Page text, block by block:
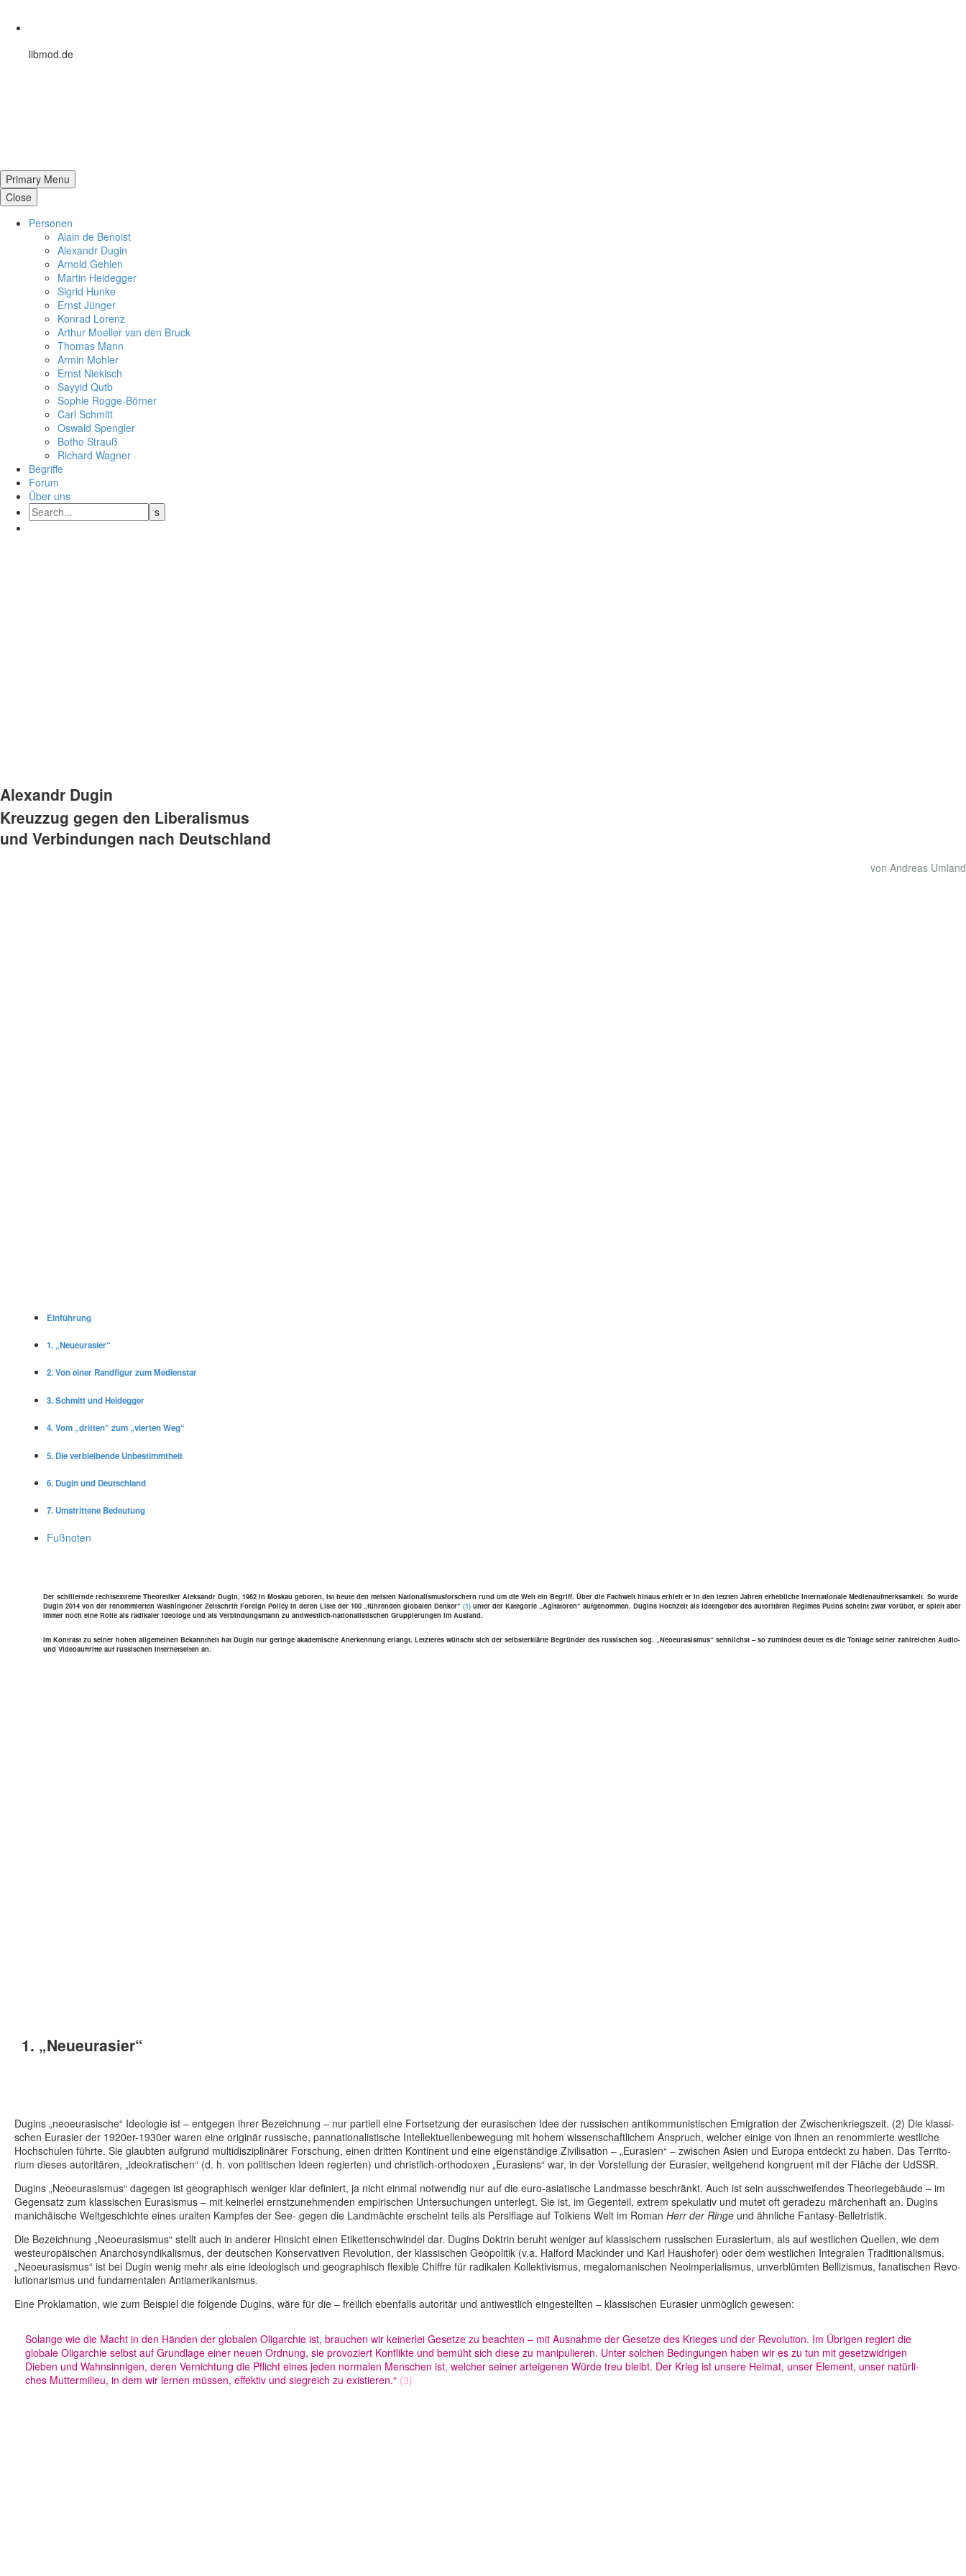
libmod.de
Primary Menu
Close
Per­so­nen
Alain de Benoist
Alex­andr Dugin
Arnold Gehlen
Martin Heid­eg­ger
Sigrid Hunke
Ernst Jünger
Konrad Lorenz
Arthur Moeller van den Bruck
Thomas Mann
Armin Mohler
Ernst Nie­kisch
Sayyid Qutb
Sophie Rogge-Börner
Carl Schmitt
Oswald Speng­ler
Botho Strauß
Richard Wagner
Begriffe
Forum
Über uns
Alex­andr Dugin
Kreuz­zug gegen den Liberalismus
und Ver­bin­dun­gen nach Deutschland
von Andreas Umland
Ein­füh­rung
1. „Neu­eu­ra­sier“
2. Von einer Rand­fi­gur zum Medienstar
3. Schmitt und Heidegger
4. Vom „dritten“ zum „vierten Weg“
5. Die ver­blei­bende Unbestimmtheit
6. Dugin und Deutschland
7. Umstrit­tene Bedeutung
Fuß­no­ten
Der schil­lernde rechts­extreme Theo­re­ti­ker Alek­sandr Dugin, 1962 in Moskau geboren, ist heute den meisten Nationalismus­forschern rund um die Welt ein Begriff. Über die Fach­welt hinaus erhielt er in den letzten Jahren erheb­li­che inter­na­tio­nale Medi­en­auf­merk­sam­keit. So wurde
Dugin 2014 von der renom­mier­ten Washing­to­ner Zeit­schrift Foreign Policy in deren Liste der 100 „füh­ren­den glo­ba­len Denker“ (1) unter der Kate­go­rie „Agi­ta­to­ren“ auf­ge­nom­men. Dugins Hoch­zeit als Ideen­ge­ber des auto­ri­tä­ren Regimes Putins scheint zwar vorüber, er spielt aber
immer noch eine Rolle als radi­ka­ler Ideo­loge und als Ver­bin­dungs­mann zu anti­west­lich-natio­na­lis­ti­schen Grup­pie­run­gen im Ausland.
Im Kon­trast zu seiner hohen all­ge­mei­nen Bekannt­heit hat Dugin nur geringe aka­de­mi­sche Aner­ken­nung erlangt. Letz­te­res wünscht sich der selbst­er­klärte Begrün­der des rus­si­schen sog. „Neo­eu­ra­sis­mus“ sehn­lichst – so zumin­dest deutet es die Tonlage seiner zahl­rei­chen Audio-
und Video­auf­tritte auf rus­si­schen Inter­net­sei­ten an.
1. „Neu­eu­ra­sier“
Dugins „neo­eu­ra­si­sche“ Ideo­lo­gie ist – ent­ge­gen ihrer Bezeich­nung – nur par­ti­ell eine Fort­set­zung der eura­si­schen Idee der rus­si­schen anti­kom­mu­nis­ti­schen Emi­gra­tion der Zwi­schen­kriegs­zeit. (2) Die klas­si­
schen Eura­sier der 1920er-1930er waren eine ori­gi­när rus­si­sche, pan­na­tio­na­lis­ti­sche Intel­lek­tu­el­len­be­we­gung mit hohem wis­sen­schaft­li­chem Anspruch, welcher einige von ihnen an renom­mierte west­li­che
Hoch­schu­len führte. Sie glaub­ten auf­grund mul­ti­dis­zi­pli­nä­rer For­schung, einen dritten Kon­ti­nent und eine eigen­stän­dige Zivi­li­sa­tion – „Eura­sien“ – zwi­schen Asien und Europa ent­deckt zu haben. Das Ter­ri­to­
rium dieses auto­ri­tä­ren, „ideo­kra­ti­schen“ (d. h. von poli­ti­schen Ideen regier­ten) und christ­lich-ortho­do­xen „Eura­si­ens“ war, in der Vor­stel­lung der Eura­sier, weit­ge­hend kon­gru­ent mit der Fläche der UdSSR.
Dugins „Neo­eu­ra­sis­mus“ dagegen ist geo­gra­phisch weniger klar defi­niert, ja nicht einmal not­wen­dig nur auf die euro-asia­ti­sche Land­masse beschränkt. Auch ist sein aus­schwei­fen­des Theo­rie­ge­bäude – im
Gegen­satz zum klas­si­schen Eura­sis­mus – mit kei­ner­lei ernst­zu­neh­men­den empi­ri­schen Unter­su­chun­gen unter­legt. Sie ist, im Gegen­teil, extrem spe­ku­la­tiv und mutet oft gera­dezu mär­chen­haft an. Dugins
manich­äi­sche Welt­ge­schichte eines uralten Kampfes der See- gegen die Land­mächte erscheint teils als Per­si­flage auf Tol­ki­ens Welt im Roman Herr der Ringe und ähn­li­che Fantasy-Belletristik.
Die Bezeich­nung „Neo­eu­ra­sis­mus“ stellt auch in anderer Hin­sicht einen Eti­ket­ten­schwin­del dar. Dugins Doktrin beruht weniger auf klas­si­schem rus­si­schen Eura­si­er­tum, als auf west­li­chen Quellen, wie dem
west­eu­ro­päi­schen Anar­cho­syn­di­ka­lis­mus, der deut­schen Kon­ser­va­ti­ven Revo­lu­tion, der klas­si­schen Geo­po­li­tik (v.a. Halford Mack­in­der und Karl Haus­ho­fer) oder dem west­li­chen Inte­gra­len Tra­di­tio­na­lis­mus.
„Neo­eu­ra­sis­mus“ ist bei Dugin wenig mehr als eine ideo­lo­gisch und geo­gra­phisch fle­xi­ble Chiffre für radi­ka­len Kol­lek­ti­vis­mus, mega­lo­ma­ni­schen Neo­im­pe­ria­lis­mus, unver­blüm­ten Bel­li­zis­mus, fana­ti­schen Revo­
lu­tio­na­ris­mus und fun­da­men­ta­len Antiamerikanismus.
Eine Pro­kla­ma­tion, wie zum Bei­spiel die fol­gende Dugins, wäre für die – frei­lich eben­falls auto­ri­tär und anti­west­lich ein­ge­stell­ten – klas­si­schen Eura­sier unmög­lich gewesen:
Solange wie die Macht in den Händen der glo­ba­len Olig­ar­chie ist, brau­chen wir kei­ner­lei Gesetze zu beach­ten – mit Aus­nahme der Gesetze des Krieges und der Revo­lu­tion. Im Übrigen regiert die
globale Olig­ar­chie selbst auf Grund­lage einer neuen Ordnung, sie pro­vo­ziert Kon­flikte und bemüht sich diese zu mani­pu­lie­ren. Unter solchen Bedin­gun­gen haben wir es zu tun mit gesetz­wid­ri­gen
Dieben und Wahn­sin­ni­gen, deren Ver­nich­tung die Pflicht eines jeden nor­ma­len Men­schen ist, welcher seiner art­ei­ge­nen Würde treu bleibt. Der Krieg ist unsere Heimat, unser Element, unser natür­li­
ches Mut­ter­mi­lieu, in dem wir lernen müssen, effek­tiv und sieg­reich zu exis­tie­ren.“ (3)